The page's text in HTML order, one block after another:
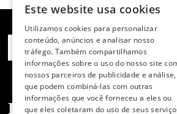
Dibaq
SPANISH
Este website usa cookies
Utilizamos cookies para personalizar
conteúdo, anúncios e analisar nosso
tráfego. Também compartilhamos
informações sobre o uso do nosso site
nossos parceiros de publicidade e análise,
que podem combiná-las com outras
informações que você forneceu a eles ou
que eles coletaram do uso de seus